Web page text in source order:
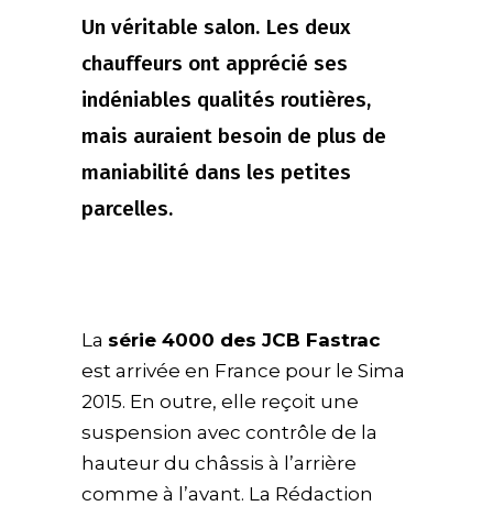
Un véritable salon. Les deux
chauffeurs ont apprécié ses
indéniables qualités routières,
mais auraient besoin de plus de
maniabilité dans les petites
parcelles.
La série 4000 des JCB Fastrac
est arrivée en France pour le Sima
2015. En outre, elle reçoit une
suspension avec contrôle de la
hauteur du châssis à l’arrière
comme à l’avant. La Rédaction